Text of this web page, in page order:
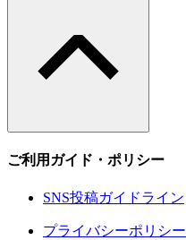
ご利用ガイド・ポリシー
SNS投稿ガイドライン
プライバシーポリシー